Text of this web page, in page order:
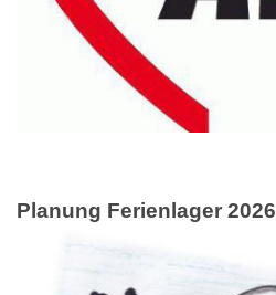
Planung Ferienlager 2026